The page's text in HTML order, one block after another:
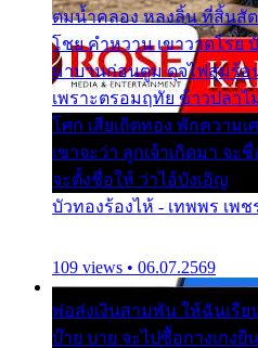
ตมน้ำคลอง หลงลิ้น ที่สิ้นสั
โชย คำหวาน เขาวาดโรย
มาบานก่อนตูม ดุจไฟสุมร้อ
เพราะตรอมฤทัย ข้าวปลาไ
โศก เสียเถิดทอง พักความเ
เขาจะว่า ลูกเจ้าเกิดมา จะ
จะตั้งชื่อให้ ว่าไอ้บังเอิญ
บัวทองร้องไห้ - เทพพร เพ
109 views • 06.07.2569
พ่อส่งเงินสามพัน ให้ฉันเรี
บ๊าย บาย จะไปซื้อกางเกงยี